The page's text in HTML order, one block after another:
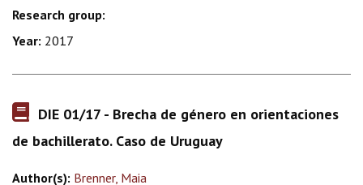
Research group:
Year: 2017
DIE 01/17 - Brecha de género en orientaciones
de bachillerato. Caso de Uruguay
Author(s): Brenner, Maia